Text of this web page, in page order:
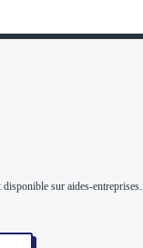
sur aides-